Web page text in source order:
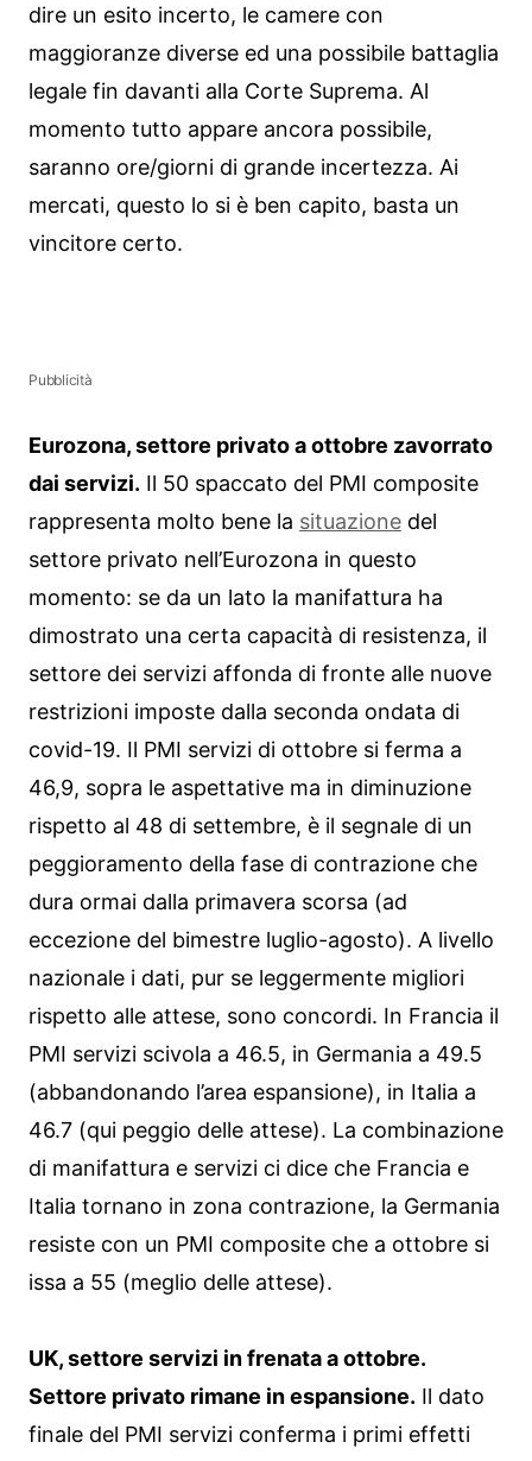
dire un esito incerto, le camere con
maggioranze diverse ed una possibile battaglia
legale fin davanti alla Corte Suprema. Al
momento tutto appare ancora possibile,
saranno ore/giorni di grande incertezza. Ai
mercati, questo lo si è ben capito, basta un
vincitore certo.
Pubblicità
Eurozona, settore privato a ottobre zavorrato
dai servizi. Il 50 spaccato del PMI composite
rappresenta molto bene la situazione del
settore privato nell’Eurozona in questo
momento: se da un lato la manifattura ha
dimostrato una certa capacità di resistenza, il
settore dei servizi affonda di fronte alle nuove
restrizioni imposte dalla seconda ondata di
covid-19. Il PMI servizi di ottobre si ferma a
46,9, sopra le aspettative ma in diminuzione
rispetto al 48 di settembre, è il segnale di un
peggioramento della fase di contrazione che
dura ormai dalla primavera scorsa (ad
eccezione del bimestre luglio-agosto). A livello
nazionale i dati, pur se leggermente migliori
rispetto alle attese, sono concordi. In Francia il
PMI servizi scivola a 46.5, in Germania a 49.5
(abbandonando l’area espansione), in Italia a
46.7 (qui peggio delle attese). La combinazione
di manifattura e servizi ci dice che Francia e
Italia tornano in zona contrazione, la Germania
resiste con un PMI composite che a ottobre si
issa a 55 (meglio delle attese).
UK, settore servizi in frenata a ottobre.
Settore privato rimane in espansione. Il dato
finale del PMI servizi conferma i primi effetti